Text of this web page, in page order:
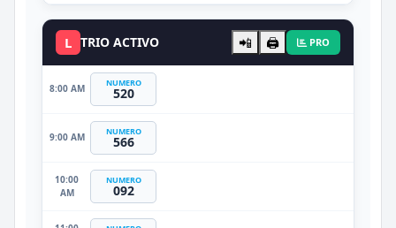
L TRIO ACTIVO 📲 🖨️ PRO
8:00 AM NUMERO
520
9:00 AM NUMERO
566
10:00
AM
NUMERO
092